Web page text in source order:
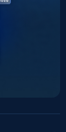
rating,